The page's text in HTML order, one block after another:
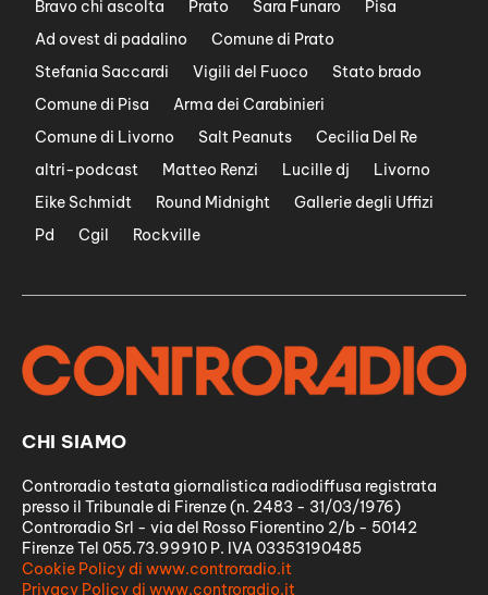
Bravo chi ascolta
Prato Sara Funaro
Pisa
Ad ovest di padalino
Comune di Prato
Stefania Saccardi
Vigili del Fuoco
Stato brado
Comune di Pisa
Arma dei Carabinieri
Comune di Livorno
Salt Peanuts
Cecilia Del Re
altri-podcast
Matteo Renzi Lucille dj
Livorno
Eike Schmidt
Round Midnight
Gallerie degli Uffizi
Pd
Cgil Rockville
CHI SIAMO
Controradio testata giornalistica radiodiffusa registrata
presso il Tribunale di Firenze (n. 2483 - 31/03/1976)
Controradio Srl - via del Rosso Fiorentino 2/b - 50142
Firenze Tel 055.73.99910 P. IVA 03353190485
Cookie Policy di www.controradio.it
Privacy Policy di www.controradio.it